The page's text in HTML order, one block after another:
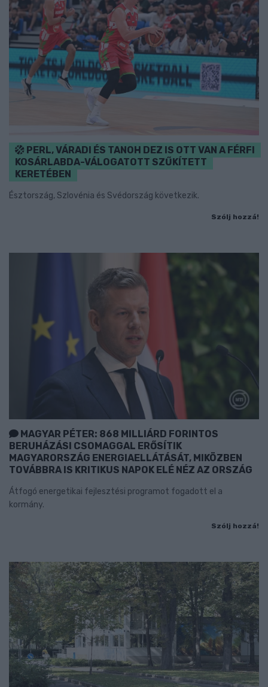
PERL, VÁRADI ÉS TANOH DEZ IS OTT VAN A FÉRFI
KOSÁRLABDA-VÁLOGATOTT SZŰKÍTETT
KERETÉBEN
Észtország, Szlovénia és Svédország következik.
Szólj hozzá!
MAGYAR PÉTER: 868 MILLIÁRD FORINTOS
BERUHÁZÁSI CSOMAGGAL ERŐSÍTIK
MAGYARORSZÁG ENERGIAELLÁTÁSÁT, MIKÖZBEN
TOVÁBBRA IS KRITIKUS NAPOK ELÉ NÉZ AZ ORSZÁG
Átfogó energetikai fejlesztési programot fogadott el a
kormány.
Szólj hozzá!